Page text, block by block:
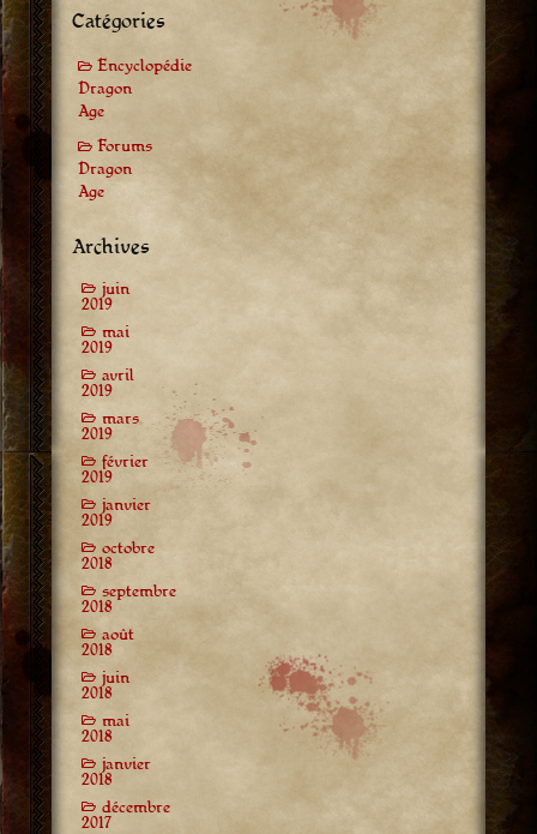
Catégories
Encyclopédie
Dragon
Age
Forums
Dragon
Age
Archives
juin
2019
mai
2019
avril
2019
mars
2019
février
2019
janvier
2019
octobre
2018
septembre
2018
août
2018
juin
2018
mai
2018
janvier
2018
décembre
2017